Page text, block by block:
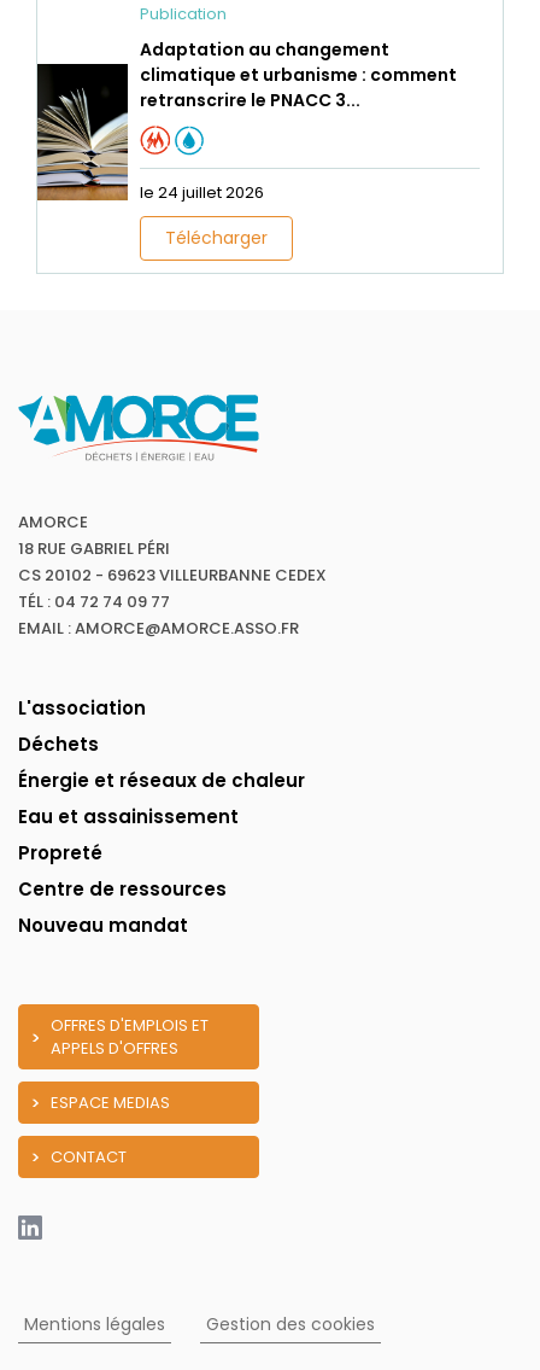
Publication
Adaptation au changement
climatique et urbanisme : comment
retranscrire le PNACC 3...
le 24 juillet 2026
Télécharger
AMORCE
18 RUE GABRIEL PÉRI
CS 20102 - 69623 VILLEURBANNE CEDEX
TÉL : 04 72 74 09 77
EMAIL : AMORCE@AMORCE.ASSO.FR
L'association
Déchets
Énergie et réseaux de chaleur
Eau et assainissement
Propreté
Centre de ressources
Nouveau mandat
OFFRES D'EMPLOIS ET
APPELS D'OFFRES
ESPACE MEDIAS
CONTACT
Mentions légales Gestion des cookies